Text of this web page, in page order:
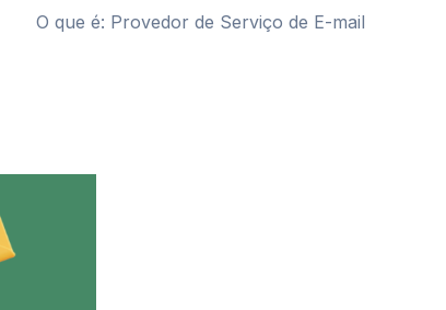
O que é: Provedor de Serviço de E-mail